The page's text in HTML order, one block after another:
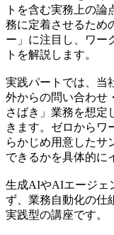
トを含む実務上の
務に定着させるため
ー」に注目し、ワー
トを解説します。
実践パートでは、当
外からの問い合わせ
さばき」業務を想定
きます。ゼロからワ
らかじめ用意したサ
できるかを具体的に
生成AIやAIエージェ
ず、業務自動化の仕
実践型の講座です。